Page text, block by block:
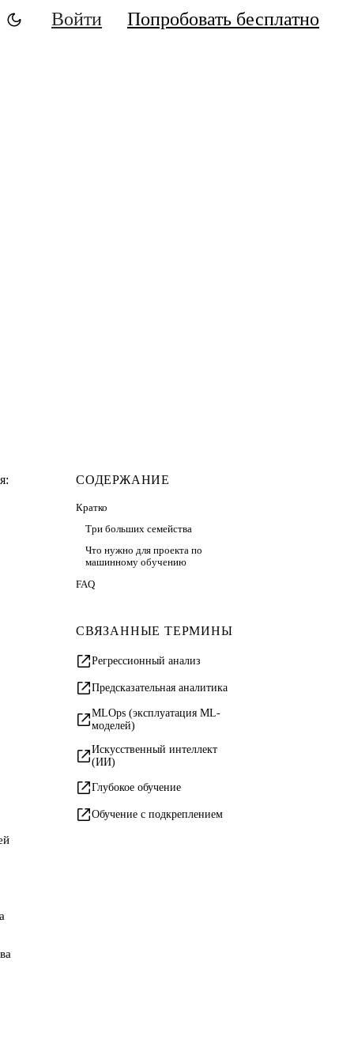
Войти Попробовать бесплатно
СОДЕРЖАНИЕ
Кратко
Три больших семейства
Что нужно для проекта по
машинному обучению
FAQ
СВЯЗАННЫЕ ТЕРМИНЫ
Регрессионный анализ
Предсказательная аналитика
MLOps (эксплуатация ML-
моделей)
Искусственный интеллект
(ИИ)
Глубокое обучение
Обучение с подкреплением